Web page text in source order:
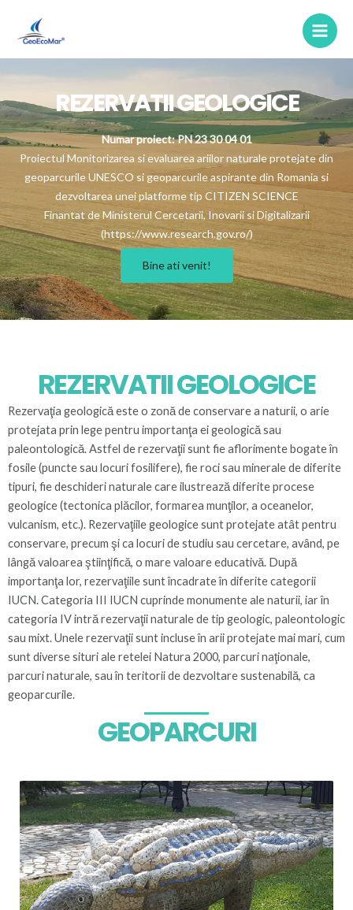
content
Main
Media
REZERVATII GEOLOGICE
Numar proiect: PN 23 30 04 01
Proiectul Monitorizarea si evaluarea ariilor naturale protejate din
geoparcurile UNESCO si geoparcurile aspirante din Romania si
dezvoltarea unei platforme tip CITIZEN SCIENCE
Finantat de Ministerul Cercetarii, Inovarii si Digitalizarii
(https://www.research.gov.ro/)
Bine ati venit!
REZERVATII GEOLOGICE
Rezervaţia geologică este o zonă de conservare a naturii, o arie
protejata prin lege pentru importanţa ei geologică sau
paleontologică. Astfel de rezervaţii sunt fie aflorimente bogate în
fosile (puncte sau locuri fosilifere), fie roci sau minerale de diferite
tipuri, fie deschideri naturale care ilustrează diferite procese
geologice (tectonica plăcilor, formarea munţilor, a oceanelor,
vulcanism, etc.). Rezervaţiile geologice sunt protejate atât pentru
conservare, precum şi ca locuri de studiu sau cercetare, având, pe
lângă valoarea ştiinţifică, o mare valoare educativă. După
importanţa lor, rezervaţiile sunt încadrate în diferite categorii
IUCN. Categoria III IUCN cuprinde monumente ale naturii, iar în
categoria IV intră rezervaţii naturale de tip geologic, paleontologic
sau mixt. Unele rezervaţii sunt incluse în arii protejate mai mari, cum
sunt diverse situri ale retelei Natura 2000, parcuri naţionale,
parcuri naturale, sau în teritorii de dezvoltare sustenabilă, ca
geoparcurile.
GEOPARCURI